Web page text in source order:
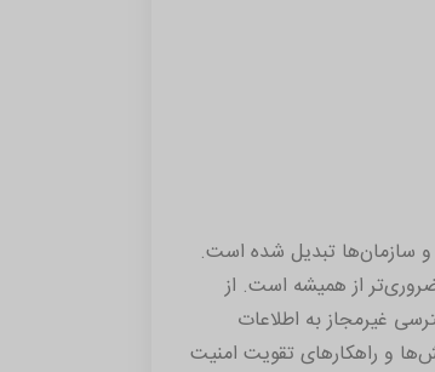
و سازمان‌ها تبدیل شده است.
از همیشه است. از
غیرمجاز به اطلاعات
و راهکارهای تقویت امنیت